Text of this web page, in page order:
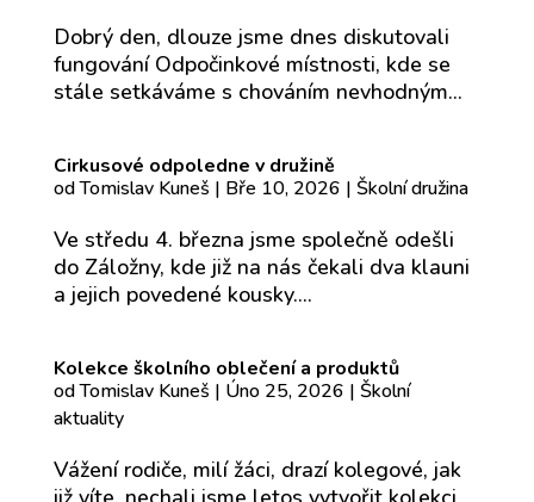
Dobrý den, dlouze jsme dnes diskutovali
fungování Odpočinkové místnosti, kde se
stále setkáváme s chováním nevhodným...
Cirkusové odpoledne v družině
odTomislav Kuneš | Bře 10, 2026 | Školní družina
Ve středu 4. března jsme společně odešli
do Záložny, kde již na nás čekali dva klauni
a jejich povedené kousky....
Kolekce školního oblečení a produktů
odTomislav Kuneš | Úno 25, 2026 | Školní
aktuality
Vážení rodiče, milí žáci, drazí kolegové, jak